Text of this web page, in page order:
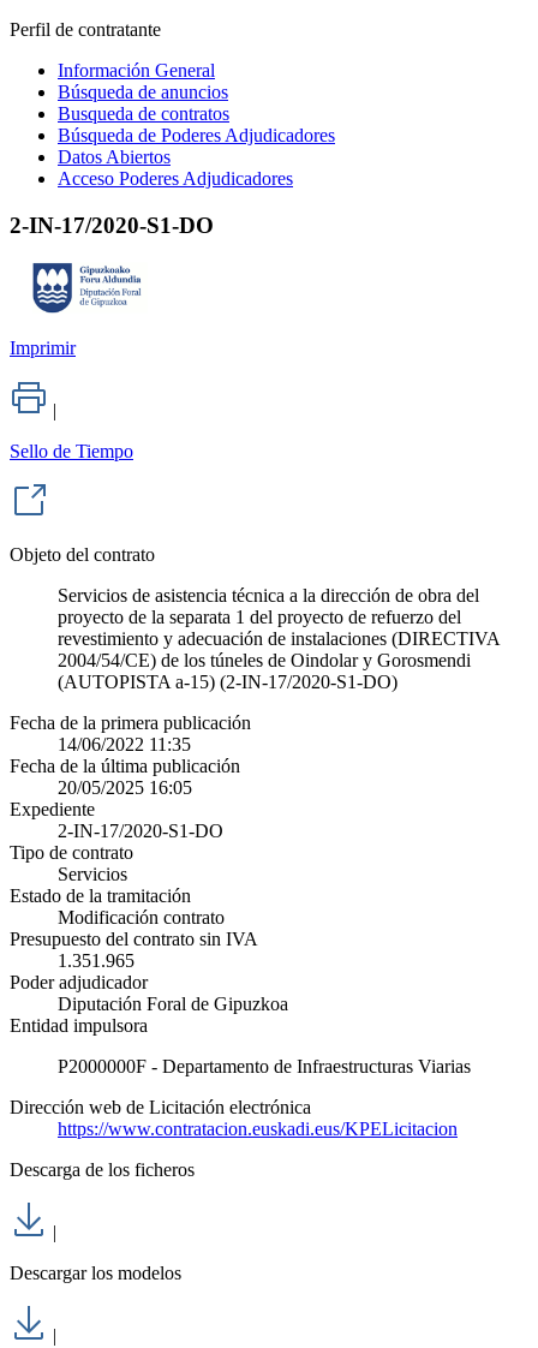
Perfil de contratante
Información General
Búsqueda de anuncios
Busqueda de contratos
Búsqueda de Poderes Adjudicadores
Datos Abiertos
Acceso Poderes Adjudicadores
2-IN-17/2020-S1-DO
Imprimir
|
Sello de Tiempo
Objeto del contrato
Servicios de asistencia técnica a la dirección de obra del
proyecto de la separata 1 del proyecto de refuerzo del
revestimiento y adecuación de instalaciones (DIRECTIVA
2004/54/CE) de los túneles de Oindolar y Gorosmendi
(AUTOPISTA a-15) (2-IN-17/2020-S1-DO)
Fecha de la primera publicación
14/06/2022 11:35
Fecha de la última publicación
20/05/2025 16:05
Expediente
2-IN-17/2020-S1-DO
Tipo de contrato
Servicios
Estado de la tramitación
Modificación contrato
Presupuesto del contrato sin IVA
1.351.965
Poder adjudicador
Diputación Foral de Gipuzkoa
Entidad impulsora
P2000000F - Departamento de Infraestructuras Viarias
Dirección web de Licitación electrónica
https://www.contratacion.euskadi.eus/KPELicitacion
Descarga de los ficheros
|
Descargar los modelos
|